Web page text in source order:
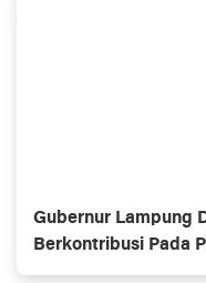
Gubernur Lampung
Berkontribusi Pada
Pembangunan